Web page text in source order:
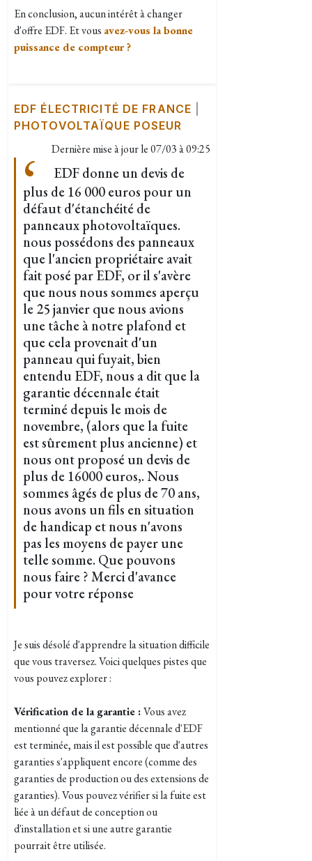
En conclusion, aucun intérêt à changer
d'offre EDF. Et vous avez-vous la bonne
puissance de compteur ?
EDF ÉLECTRICITÉ DE FRANCE
PHOTOVOLTAÏQUE POSEUR
Dernière mise à jour le07/03 à 09:25
EDF donne un devis de
plus de 16 000 euros pour un
défaut d'étanchéité de
panneaux photovoltaïques.
nous possédons des panneaux
que l'ancien propriétaire avait
fait posé par EDF, or il s'avère
que nous nous sommes aperçu
le 25 janvier que nous avions
une tâche à notre plafond et
que cela provenait d'un
panneau qui fuyait, bien
entendu EDF, nous a dit que la
garantie décennale était
terminé depuis le mois de
novembre, (alors que la fuite
est sûrement plus ancienne) et
nous ont proposé un devis de
plus de 16000 euros,. Nous
sommes âgés de plus de 70 ans,
nous avons un fils en situation
de handicap et nous n'avons
pas les moyens de payer une
telle somme. Que pouvons
nous faire ? Merci d'avance
pour votre réponse
Je suis désolé d'apprendre la situation difficile
que vous traversez. Voici quelques pistes que
vous pouvez explorer :
Vérification de la garantie :Vous avez
mentionné que la garantie décennale d'EDF
est terminée, mais il est possible que d'autres
garanties s'appliquent encore (comme des
garanties de production ou des extensions de
garanties). Vous pouvez vérifier si la fuite est
liée à un défaut de conception ou
d'installation et si une autre garantie
pourrait être utilisée.